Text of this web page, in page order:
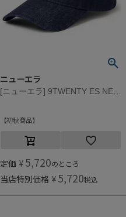
ニューエラ
初秋商品
定価 ¥ 5,720のところ
当店特別価格 ¥ 5,720税込